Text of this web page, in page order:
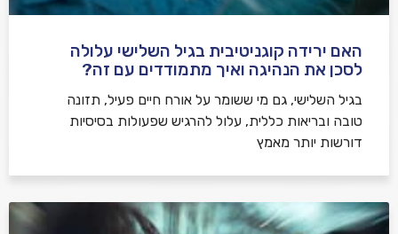
האם ירידה קוגניטיבית בגיל השלישי עלולה
לסכן את הנהיגה ואיך מתמודדים עם זה?
בגיל השלישי, גם מי ששומר על אורח חיים פעיל, תזונה
טובה ובריאות כללית, עלול להרגיש שפעולות בסיסיות
דורשות יותר מאמץ